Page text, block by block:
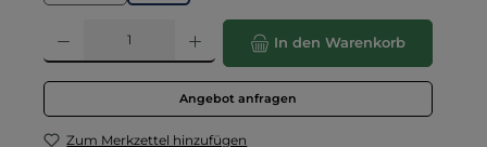
Produkt Anzahl: Gib den gewünschten Wert ein oder benutze die
In den Warenkorb
Angebot anfragen
Zum Merkzettel hinzufügen